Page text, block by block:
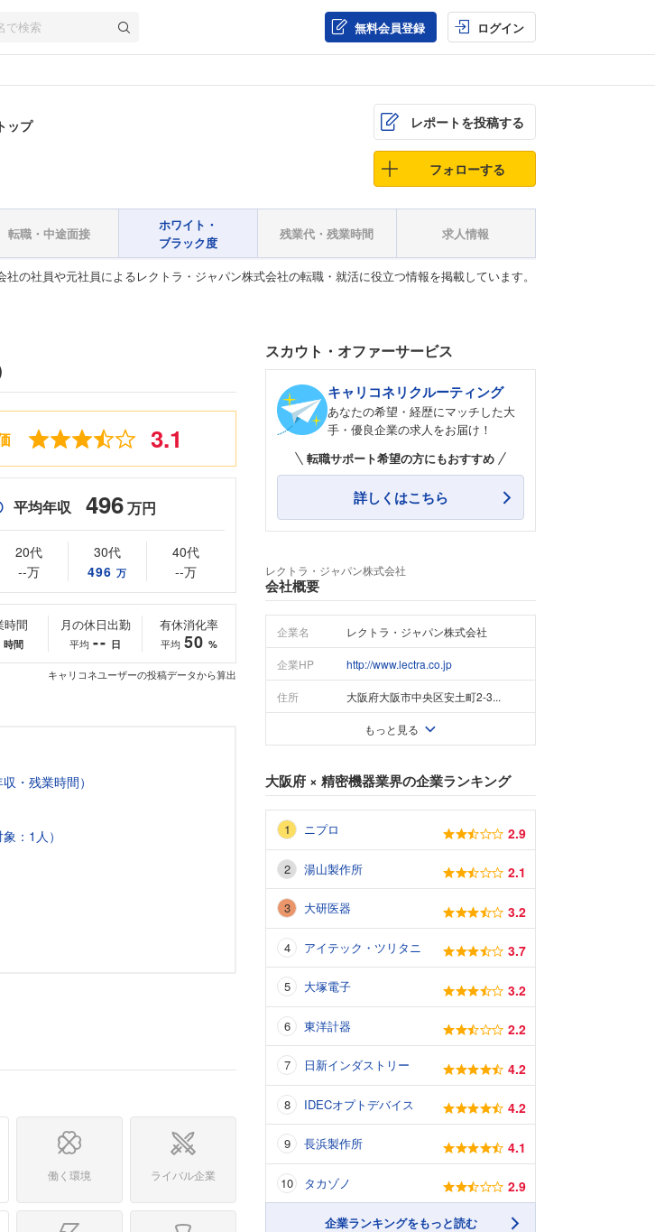
無料会員登録 ログイン
ップ レポートを投稿する
フォローする
転職・中途面接
ホワイト・
ブラック度
残業代・残業時間 求人情報
の社員や元社員によるレクトラ・ジャパン株式会社の転職・就活に役立つ情報を掲載しています。
3.1
平均年収 496万円
20代
--万
30代
496 万
40代
--万
時間
時間
月の休日出勤
平均 -- 日
有休消化率
平均 50 %
キャリコネユーザーの投稿データから算出
・残業時間）
：1人）
働く環境 ライバル企業
スカウト・オファーサービス
キャリコネリクルーティング
あなたの希望・経歴にマッチした大
手・優良企業の求人をお届け！
転職サポート希望の方にもおすすめ
詳しくはこちら
レクトラ・ジャパン株式会社
会社概要
企業名 レクトラ・ジャパン株式会社
企業HP http://www.lectra.co.jp
住所 大阪府大阪市中央区安土町2-3...
もっと見る
大阪府 × 精密機器業界の企業ランキング
ニプロ 2.9
湯山製作所 2.1
大研医器 3.2
アイテック・ツリタニ 3.7
大塚電子 3.2
東洋計器 2.2
日新インダストリー 4.2
IDECオプトデバイス 4.2
長浜製作所 4.1
タカゾノ 2.9
企業ランキングをもっと読む